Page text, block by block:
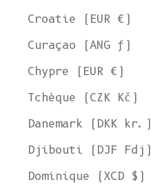
Croatie (EUR €)
Curaçao (ANG ƒ)
Chypre (EUR €)
Tchèque (CZK Kč)
Danemark (DKK kr.)
Djibouti (DJF Fdj)
Dominique (XCD $)